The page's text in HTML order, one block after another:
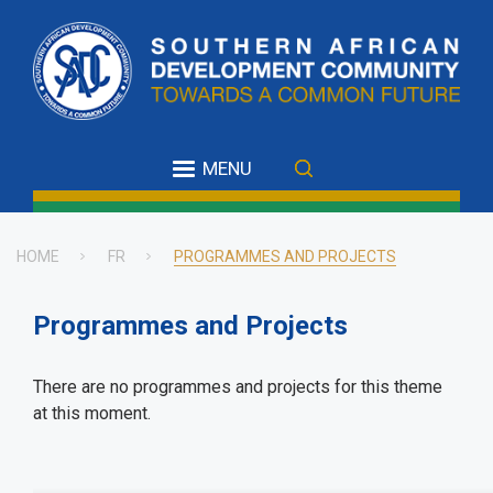
main
content
MENU
HOME FR PROGRAMMES AND PROJECTS
Programmes and Projects
There are no programmes and projects for this theme
at this moment.